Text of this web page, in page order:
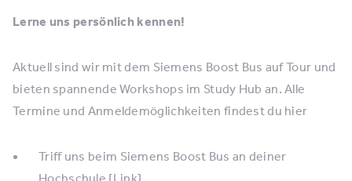
Lerne uns persönlich kennen!
Aktuell sind wir mit dem Siemens Boost Bus auf Tour und
bieten spannende Workshops im Study Hub an. Alle
Termine und Anmeldemöglichkeiten findest du hier
Triff uns beim Siemens Boost Bus an deiner